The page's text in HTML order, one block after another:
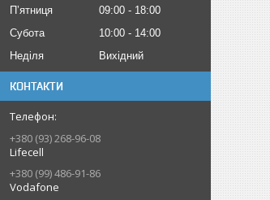
Пʼятниця
09:00
18:00
Субота
10:00
14:00
Неділя
Вихідний
КОНТАКТИ
+380 (93) 268-96-08
Lifecell
+380 (99) 486-91-86
Vodafone